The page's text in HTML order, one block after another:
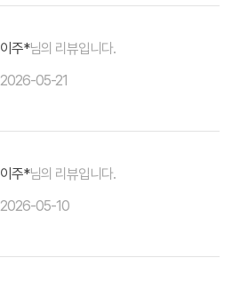
이주*님의 리뷰입니다.
2026-05-21
이주*님의 리뷰입니다.
2026-05-10